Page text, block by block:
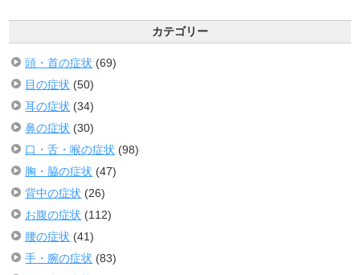
カテゴリー
頭・首の症状 (69)
目の症状 (50)
耳の症状 (34)
鼻の症状 (30)
口・舌・喉の症状 (98)
胸・脇の症状 (47)
背中の症状 (26)
お腹の症状 (112)
腰の症状 (41)
手・腕の症状 (83)